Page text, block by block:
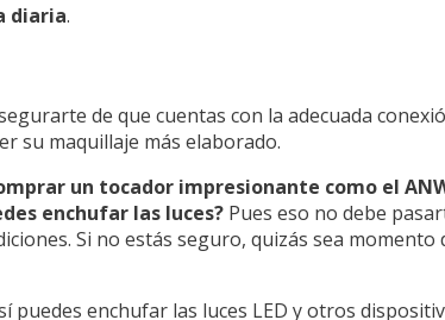
diaria.
de que cuentas con la adecuada
su maquillaje más elaborado.
un tocador impresionante como el
enchufar las luces? Pues eso no debe
Si no estás seguro, quizás sea
enchufar las luces LED y otros